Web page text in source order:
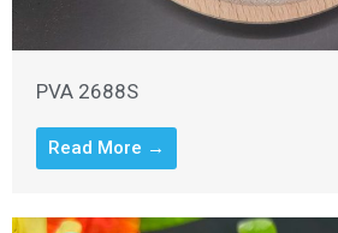
PVA 2688S
Read More →